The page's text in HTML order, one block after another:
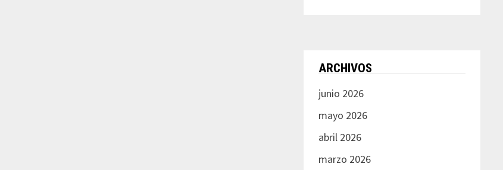
ARCHIVOS
junio 2026
mayo 2026
abril 2026
marzo 2026